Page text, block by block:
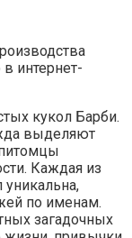
интернет-
кукол Барби.
выделяют
Каждая из
по именам.
загадочных